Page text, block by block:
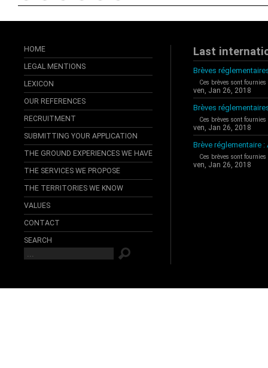
HOME
LEGAL MENTIONS
LEXICON
OUR REFERENCES
RECRUITMENT
SUBMITTING YOUR APPLICATION
THE GROUND EXPERIENCES WE HAVE
THE SERVICES WE PROPOSE
THE TERRITORIES WE KNOW
VALUES
CONTACT
SEARCH
Last
Brèves
Ces brèves sont
ven, Jan 26, 2018
Brèves
Ces brèves sont
ven, Jan 26, 2018
Brève réglementaire :
Ces brèves sont
ven, Jan 26, 2018